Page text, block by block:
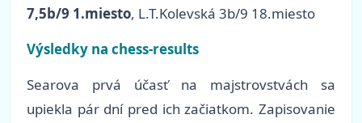
7,5b/9 1.miesto, L.T.Kolevská 3b/9 18.miesto
Výsledky na chess-results
Searova prvá účasť na majstrovstvách sa
upiekla pár dní pred ich začiatkom. Zapisovanie